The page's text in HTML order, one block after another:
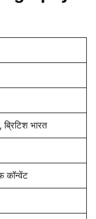
भारत
कॉन्वेंट